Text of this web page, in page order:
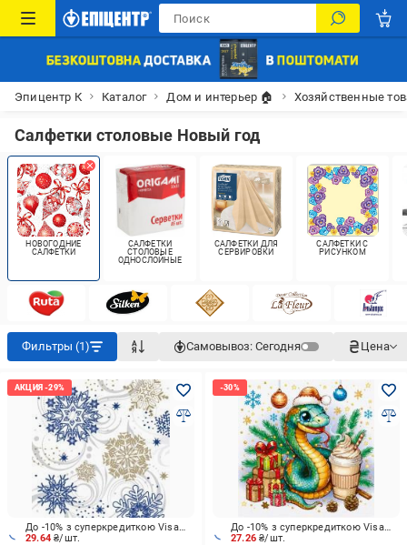
Эпицентр К Каталог Дом и интерьер 🏠 Хозяйственные
Салфетки столовые Новый год
НОВОГОДНИЕ
САЛФЕТКИ
САЛФЕТКИ
СТОЛОВЫЕ
ОДНОСЛОЙНЫЕ
САЛФЕТКИ ДЛЯ
СЕРВИРОВКИ
САЛФЕТКИ С
РИСУНКОМ
Фильтры (1) Самовывоз: Сегодня Цена
29.64₴/шт.
До -10% з суперкредиткою Visa Вигода
27.26₴/шт.
До -10% з суперкредиткою Visa Вигода